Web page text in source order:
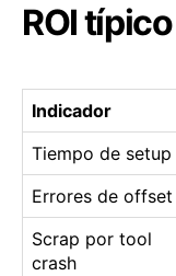
ROI
Indicador
Tiempo de setup
Errores de offset
Scrap por tool
crash